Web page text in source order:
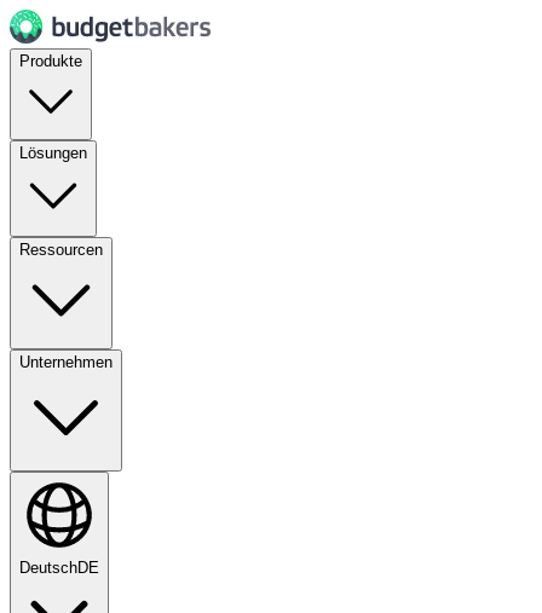
Produkte
Lösungen
Ressourcen
Unternehmen
DeutschDE